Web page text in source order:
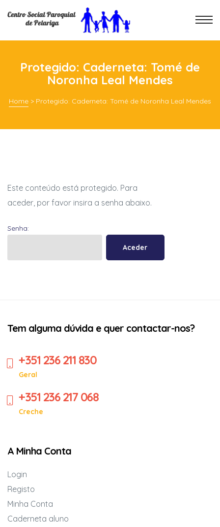
Protegido: Caderneta: Tomé de
Noronha Leal Mendes
Home > Protegido: Caderneta: Tomé de Noronha Leal Mendes
Este conteúdo está protegido. Para
aceder, por favor insira a senha abaixo.
Senha:
Tem alguma dúvida e quer contactar-nos?
+351 236 211 830
Geral
+351 236 217 068
Creche
A Minha Conta
Login
Registo
Minha Conta
Caderneta aluno